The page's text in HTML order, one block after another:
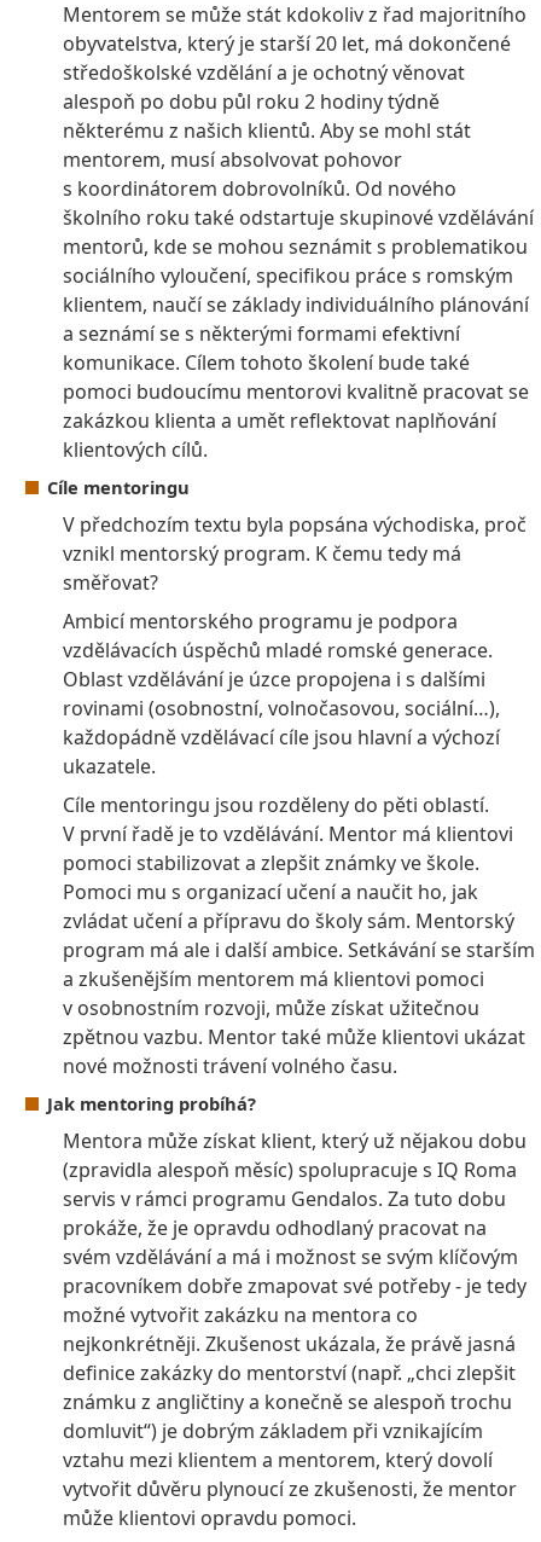
Mentorem se může stát kdokoliv z řad majoritního
obyvatelstva, který je starší 20 let, má dokončené
středoškolské vzdělání a je ochotný věnovat
alespoň po dobu půl roku 2 hodiny týdně
některému z našich klientů. Aby se mohl stát
mentorem, musí absolvovat pohovor
s koordinátorem dobrovolníků. Od nového
školního roku také odstartuje skupinové vzdělávání
mentorů, kde se mohou seznámit s problematikou
sociálního vyloučení, specifikou práce s romským
klientem, naučí se základy individuálního plánování
a seznámí se s některými formami efektivní
komunikace. Cílem tohoto školení bude také
pomoci budoucímu mentorovi kvalitně pracovat se
zakázkou klienta a umět reflektovat naplňování
klientových cílů.
Cíle mentoringu
V předchozím textu byla popsána východiska, proč
vznikl mentorský program. K čemu tedy má
směřovat?
Ambicí mentorského programu je podpora
vzdělávacích úspěchů mladé romské generace.
Oblast vzdělávání je úzce propojena i s dalšími
rovinami (osobnostní, volnočasovou, sociální…),
každopádně vzdělávací cíle jsou hlavní a výchozí
ukazatele.
Cíle mentoringu jsou rozděleny do pěti oblastí.
V první řadě je to vzdělávání. Mentor má klientovi
pomoci stabilizovat a zlepšit známky ve škole.
Pomoci mu s organizací učení a naučit ho, jak
zvládat učení a přípravu do školy sám. Mentorský
program má ale i další ambice. Setkávání se starším
a zkušenějším mentorem má klientovi pomoci
v osobnostním rozvoji, může získat užitečnou
zpětnou vazbu. Mentor také může klientovi ukázat
nové možnosti trávení volného času.
Jak mentoring probíhá?
Mentora může získat klient, který už nějakou dobu
(zpravidla alespoň měsíc) spolupracuje s IQ Roma
servis v rámci programu Gendalos. Za tuto dobu
prokáže, že je opravdu odhodlaný pracovat na
svém vzdělávání a má i možnost se svým klíčovým
pracovníkem dobře zmapovat své potřeby - je tedy
možné vytvořit zakázku na mentora co
nejkonkrétněji. Zkušenost ukázala, že právě jasná
definice zakázky do mentorství (např. „chci zlepšit
známku z angličtiny a konečně se alespoň trochu
domluvit“) je dobrým základem při vznikajícím
vztahu mezi klientem a mentorem, který dovolí
vytvořit důvěru plynoucí ze zkušenosti, že mentor
může klientovi opravdu pomoci.